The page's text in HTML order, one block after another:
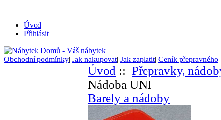
Úvod
Přihlásit
Obchodní podmínky| Jak nakupovat| Jak zaplatit| Ceník přepravného|
Úvod :: Přepravky,
Nádoba UNI
Barely a nádoby